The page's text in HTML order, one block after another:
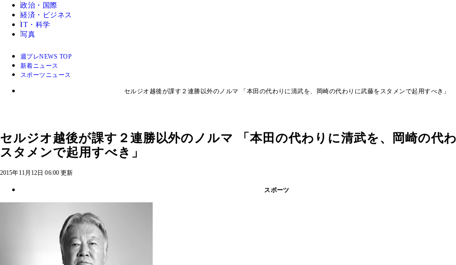
政治・国際
経済・ビジネス
IT・科学
写真
週プレNEWS TOP
新着ニュース
スポーツニュース
セルジオ越後が課す２連勝以外のノルマ 「本田の代わりに清武を、岡崎の代わりに武藤をスタメンで起用すべき」
セルジオ越後が課す２連勝以外のノルマ 「本田の代わりに清武を、岡崎の代
スタメンで起用すべき」
2015年11月12日 06:00 更新
スポーツ